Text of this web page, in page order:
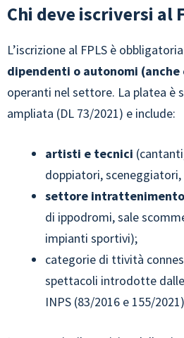
Chi deve iscriversi al
L’iscrizione al FPLS è
dipendenti o autonomi (anche
operanti nel settore. La platea è
ampliata (DL 73/2021) e include:
artisti e tecnici
doppiatori,
settore
di ippodromi, sale
impianti sportivi);
categorie di ttività
spettacoli introdotte
INPS (83/2016 e 155/